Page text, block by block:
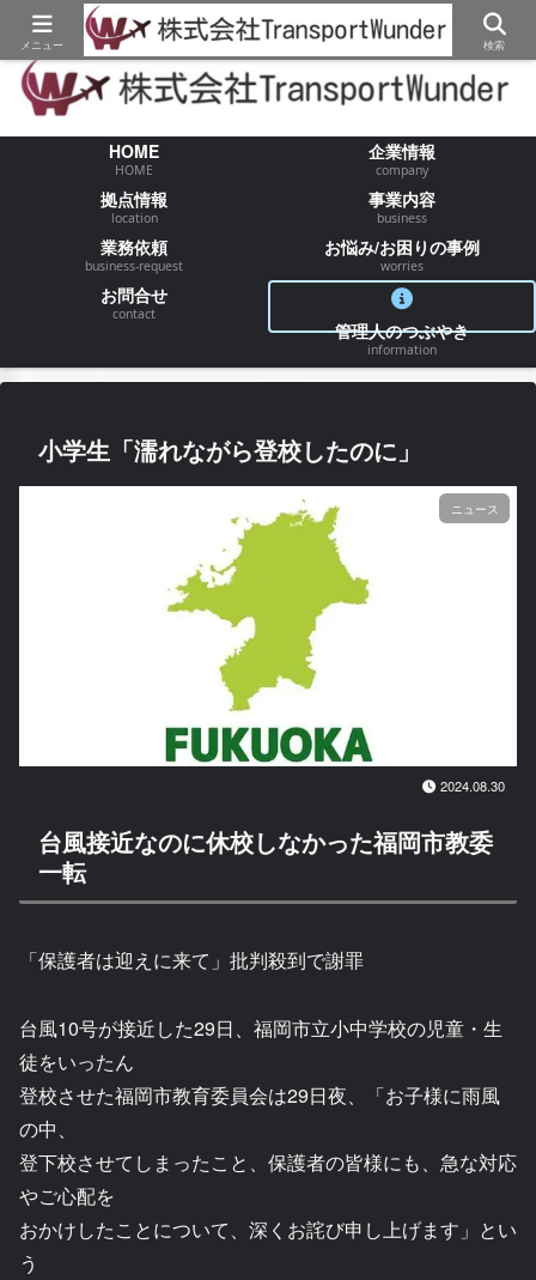
【物流/運送/配送】でお困りの事が御座いましたらお気軽にご相談ください
HOME
HOME
企業情報
company
拠点情報
location
事業内容
business
業務依頼
business-request
お悩み/お困りの事例
worries
お問合せ
contact
管理人のつぶやき
information
小学生「濡れながら登校したのに」
ニュース
2024.08.30
台風接近なのに休校しなかった福岡市教委
一転
「保護者は迎えに来て」批判殺到で謝罪
台風10号が接近した29日、福岡市立小中学校の児童・生
徒をいったん
登校させた福岡市教育委員会は29日夜、「お子様に雨風
の中、
登下校させてしまったこと、保護者の皆様にも、急な対応
やご心配を
おかけしたことについて、深くお詫び申し上げます」とい
う
メニュー 検索